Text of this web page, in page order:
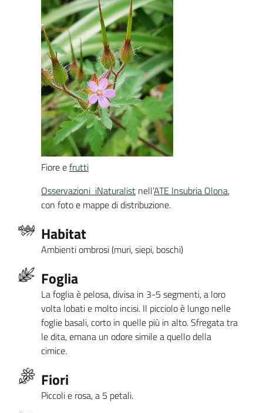
Fiore efrutti
Osservazioni iNaturalist nell’ATE Insubria Olona,
con foto e mappe di distribuzione.
Habitat
Ambienti ombrosi (muri, siepi, boschi)
Foglia
La foglia è pelosa, divisa in 3-5 segmenti, a loro
volta lobati e molto incisi. Il picciolo è lungo nelle
foglie basali, corto in quelle più in alto. Sfregata tra
le dita, emana un odore simile a quello della
cimice.
Fiori
Piccoli e rosa, a 5 petali.